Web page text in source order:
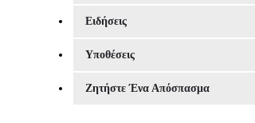
Ειδήσεις
Υποθέσεις
Ζητήστε Ένα Απόσπασμα